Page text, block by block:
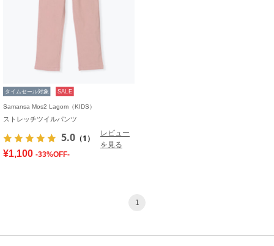
タイムセール対象 SALE
Samansa Mos2 Lagom（KIDS）
ストレッチツイルパンツ
5.0 （1）
レビュー
を見る
¥1,100 -33%OFF-
1